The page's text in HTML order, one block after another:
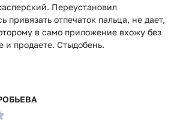
Переустановил
привязать отпечаток пальца, не дает,
в само приложение вхожу без
и продаете. Стыдобень.